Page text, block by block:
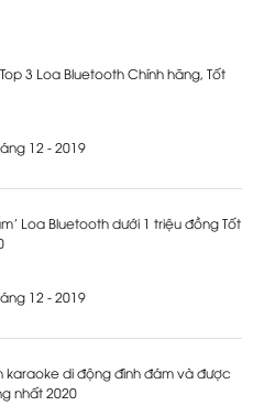
3 Loa Bluetooth Chính hãng, Tốt
12 - 2019
Loa Bluetooth dưới 1 triệu đồng Tốt
12 - 2019
karaoke di động đình đám và được
nhất 2020